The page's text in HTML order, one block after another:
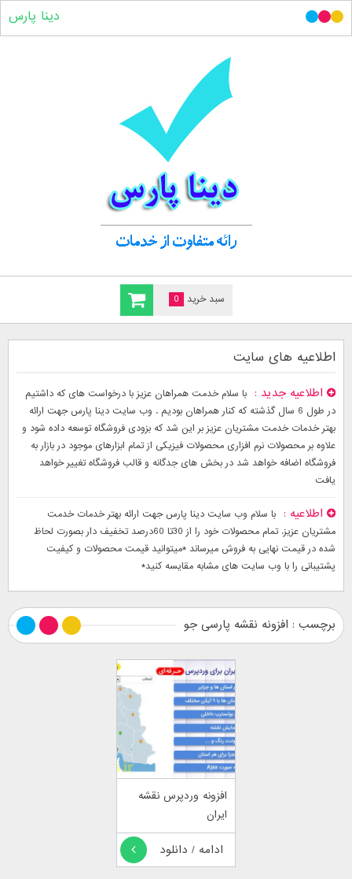
سبد خرید 0
دینا پارس
اطلاعیه های سایت
اطلاعیه جدید
با سلام خدمت همراهان عزیز با درخواست های که داشتیم
در طول 6 سال گذشته که کنار همراهان بودیم . وب سایت دینا پارس جهت ارائه
بهتر خدمات خدمت مشتریان عزیز بر این شد که بزودی فروشگاه توسعه داده شود و
علاوه بر محصولات نرم افزاری محصولات فیزیکی از تمام ابزارهای موجود در بازار به
فروشگاه اضافه خواهد شد در بخش های جدگانه و قالب فروشگاه تغییر خواهد
یافت
اطلاعیه
با سلام وب سایت دینا پارس جهت ارائه بهتر خدمات خدمت
مشتریان عزیز. تمام محصولات خود را از 30تا 60درصد تخفیف دار بصورت لحاظ
شده در قیمت نهایی به فروش میرساند *میتوانید قیمت محصولات و کیفیت
پشتیبانی را با وب سایت های مشابه مقایسه کنید*
برچسب : افزونه نقشه پارسی جو
افزونه وردپرس نقشه
ایران
ادامه / دانلود